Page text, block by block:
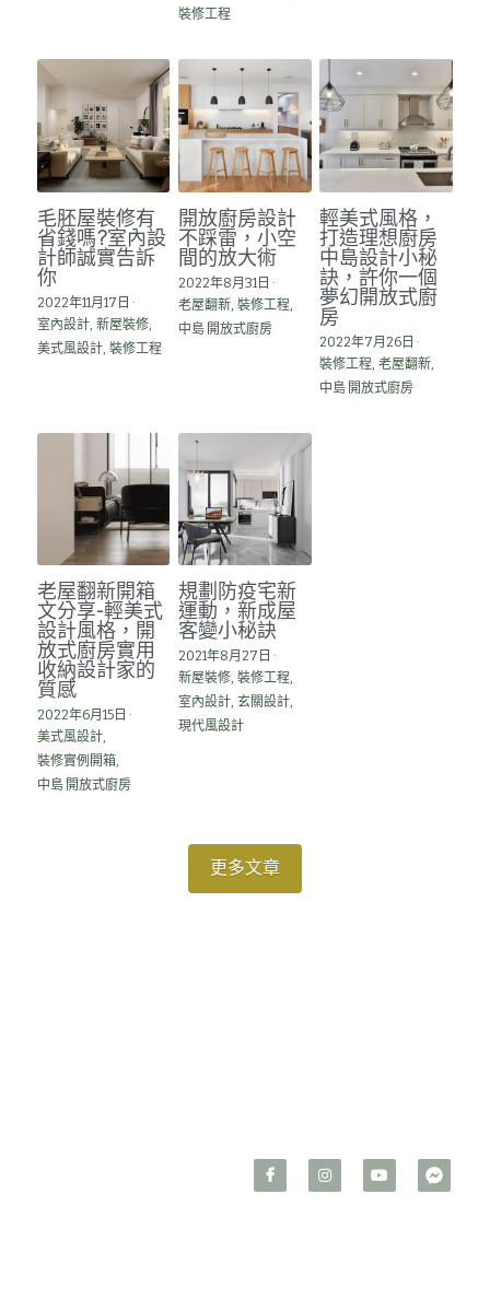
裝修工程
毛胚屋裝修有
省錢嗎?室內設
計師誠實告訴
你
2022年11月17日 ·
室內設計, 新屋裝修,
美式風設計, 裝修工程
開放廚房設計
不踩雷，小空
間的放大術
2022年8月31日 ·
老屋翻新, 裝修工程,
中島 開放式廚房
輕美式風格，
打造理想廚房
中島設計小秘
訣，許你一個
夢幻開放式廚
房
2022年7月26日 ·
裝修工程, 老屋翻新,
中島 開放式廚房
老屋翻新開箱
文分享-輕美式
設計風格，開
放式廚房實用
收納設計家的
質感
2022年6月15日 ·
美式風設計,
裝修實例開箱,
中島 開放式廚房
規劃防疫宅新
運動，新成屋
客變小秘訣
2021年8月27日 ·
新屋裝修, 裝修工程,
室內設計, 玄關設計,
現代風設計
更多文章